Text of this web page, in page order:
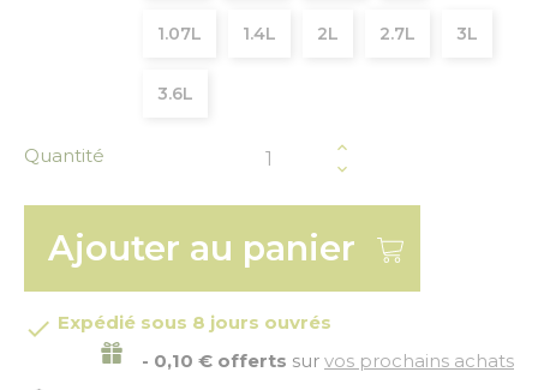
1.07L 1.4L 2L 2.7L 3L
3.6L
Quantité
Ajouter au panier
 Expédié sous 8 jours ouvrés
- 0,10 € offerts sur vos prochains achats